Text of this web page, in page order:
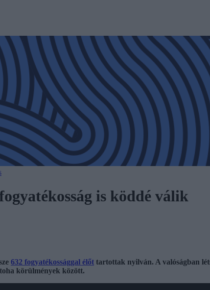
is köddé válik
632 fogyatékossággal élőt tartottak nyilván. A valóságban
körülmények között.